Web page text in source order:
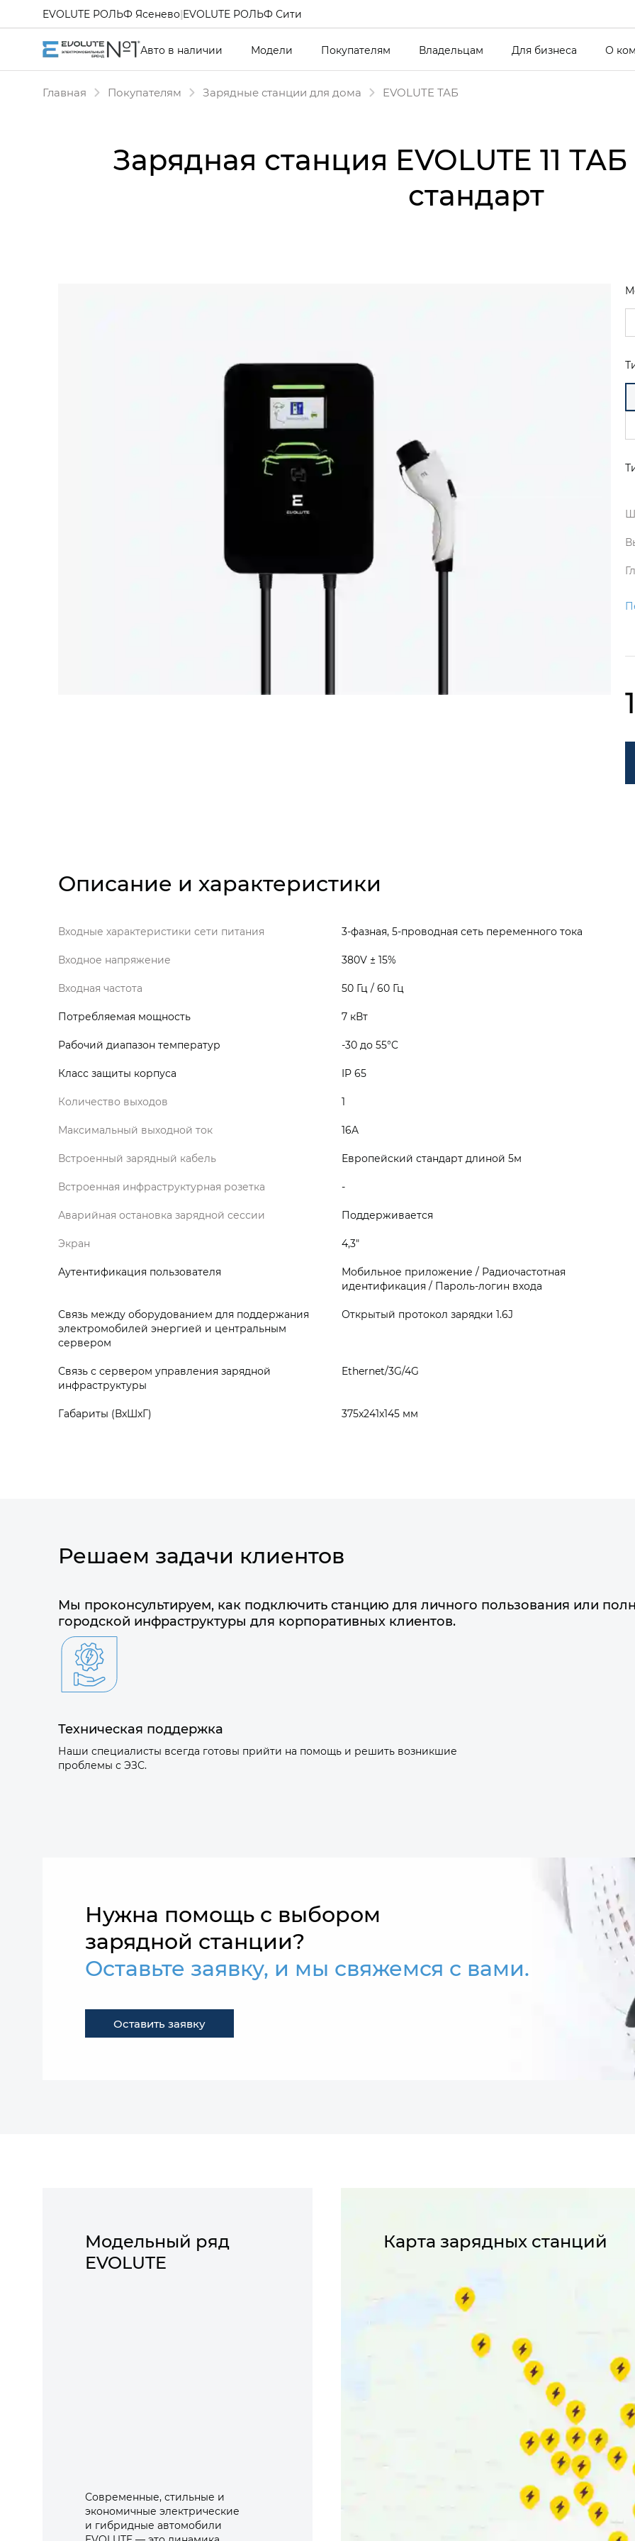
EVOLUTE РОЛЬФ Ясенево|EVOLUTE РОЛЬФ Сити
Авто в наличии Модели Покупателям Владельцам Для бизнеса О
Главная Покупателям Зарядные станции для дома EVOLUTE ТАБ
Зарядная станция EVOLUTE 11
стандарт
Описание и характеристики
Входные характеристики сети питания 3-фазная, 5-проводная сеть переменного тока
Входное напряжение 380V ± 15%
Входная частота 50 Гц / 60 Гц
Потребляемая мощность 7 кВт
Рабочий диапазон температур -30 до 55°C
Класс защиты корпуса IP 65
Количество выходов 1
Максимальный выходной ток 16A
Встроенный зарядный кабель Европейский стандарт длиной 5м
Встроенная инфраструктурная розетка -
Аварийная остановка зарядной сессии Поддерживается
Экран 4,3"
Аутентификация пользователя
Мобильное приложение / Радиочастотная
идентификация / Пароль‑логин входа
Связь между оборудованием для поддержания
электромобилей энергией и центральным
сервером
Открытый протокол зарядки 1.6J
Связь с сервером управления зарядной
инфраструктуры
Ethernet/3G/4G
Габариты (ВxШxГ) 375x241x145 мм
Решаем задачи клиентов
Мы проконсультируем, как подключить станцию для личного пользования или
городской инфраструктуры для корпоративных клиентов.
Техническая поддержка
Наши специалисты всегда готовы прийти на помощь и решить возникшие
проблемы с ЭЗС.
Нужна помощь с выбором
зарядной станции?
Оставьте заявку, и мы свяжемся с вами.
Оставить заявку
Модельный ряд
EVOLUTE
Современные, стильные и
экономичные электрические
и гибридные автомобили
Карта зарядных станций